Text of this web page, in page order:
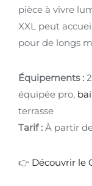
pièce à vivre
XXL peut
pour de longs
Équipements :
équipée pro,
terrasse
Tarif : À partir
👉 Découvrir le